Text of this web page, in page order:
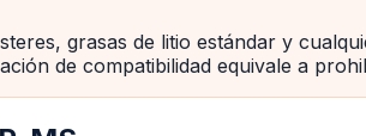
grasas de litio estándar y
de compatibilidad equivale a